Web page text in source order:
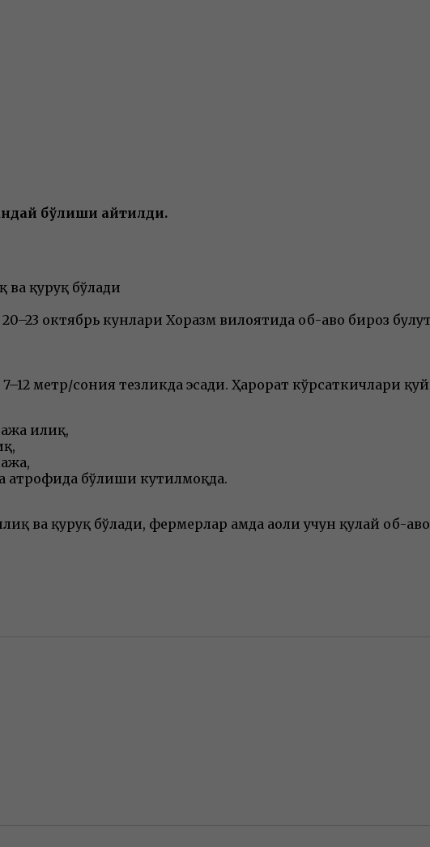
бўлиши айтилди.
ва қуруқ бўлади
октябрь кунлари Хоразм вилоятида об-ҳаво бироз
метр/сония тезликда эсади. Ҳарорат кўрсаткичлари
илиқ,
атрофида бўлиши кутилмоқда.
ва қуруқ бўлади, фермерлар ҳамда аҳоли учун қулай об-